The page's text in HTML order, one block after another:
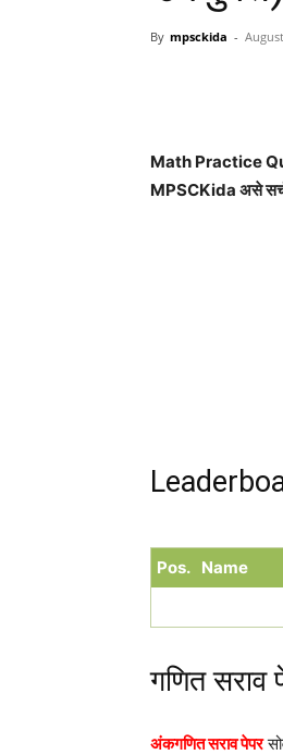
By mpsckida -
Math Practice
MPSCKida असे सर्च
Pos. Name
गणित सराव
अंकगणित सराव पेपर